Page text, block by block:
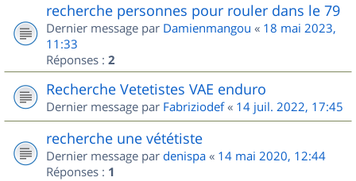
recherche personnes pour rouler dans le 79
Dernier message par Damienmangou « 18 mai 2023,
11:33
Réponses : 2
Recherche Vetetistes VAE enduro
Dernier message par Fabriziodef« 14 juil. 2022, 17:45
recherche une vététiste
Dernier message par denispa « 14 mai 2020, 12:44
Réponses : 1